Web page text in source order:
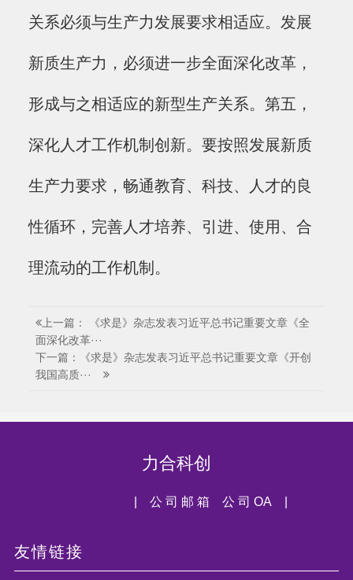
关系必须与生产力发展要求相适应。发展
新质生产力，必须进一步全面深化改革，
形成与之相适应的新型生产关系。第五，
深化人才工作机制创新。要按照发展新质
生产力要求，畅通教育、科技、人才的良
性循环，完善人才培养、引进、使用、合
理流动的工作机制。
上一篇： 《求是》杂志发表习近平总书记重要文章《全
面深化改革···
下一篇：《求是》杂志发表习近平总书记重要文章《开创
我国高质···
力合科创
公 司 OA |
| 公 司 邮 箱
友情链接